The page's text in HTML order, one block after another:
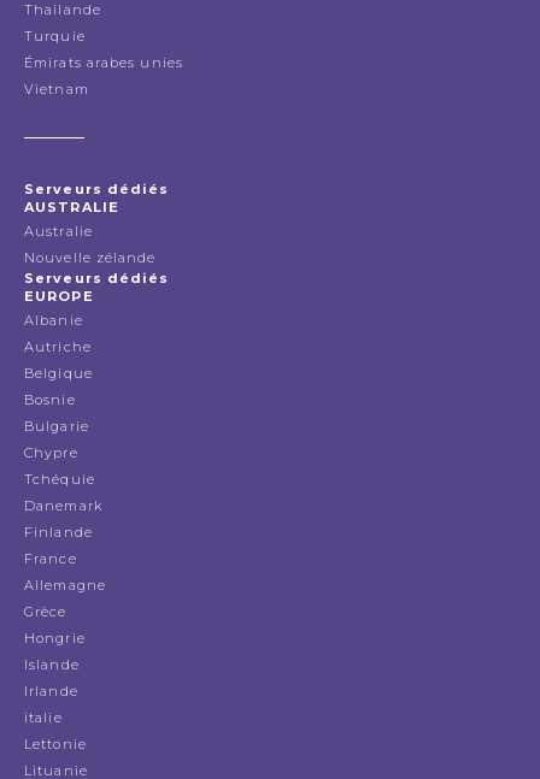
Thailande
Turquie
Émirats arabes unies
Vietnam
Serveurs dédiés
AUSTRALIE
Australie
Nouvelle zélande
Serveurs dédiés
EUROPE
Albanie
Autriche
Belgique
Bosnie
Bulgarie
Chypre
Tchéquie
Danemark
Finlande
France
Allemagne
Grèce
Hongrie
Islande
Irlande
italie
Lettonie
Lituanie